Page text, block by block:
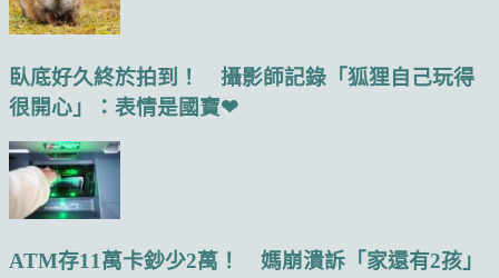
臥底好久終於拍到！ 攝影師記錄「狐狸自己玩得
很開心」：表情是國寶❤
ATM存11萬卡鈔少2萬！ 媽崩潰訴「家還有2孩」